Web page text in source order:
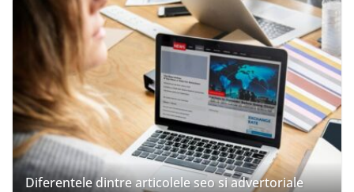
Diferentele dintre articolele seo si advertoriale